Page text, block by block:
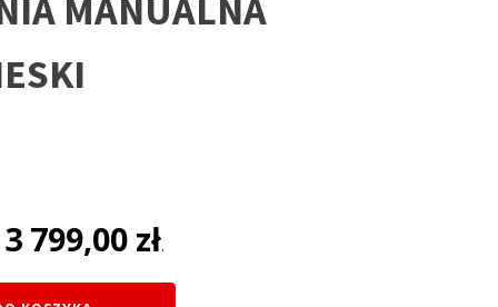
MANUALNA
3 799,00 zł.